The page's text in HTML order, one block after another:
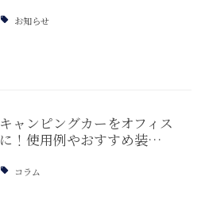
お知らせ
キャンピングカーをオフィス
に！使用例やおすすめ装…
コラム